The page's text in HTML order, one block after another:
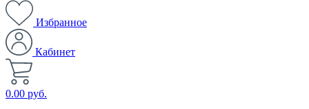
Избранное
Кабинет
0.00 руб.